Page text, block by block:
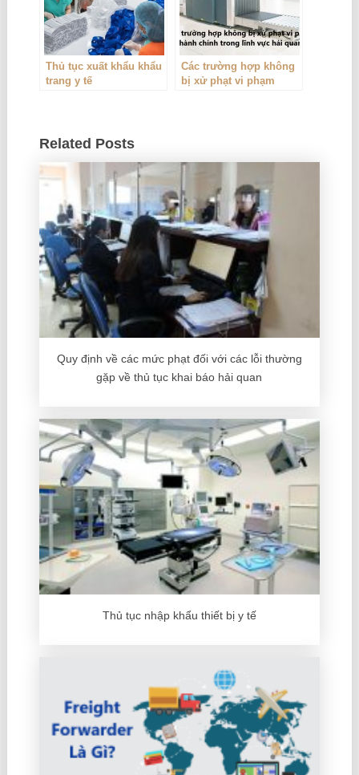
Thủ tục xuất khẩu khẩu
trang y tế
Các trường hợp không
bị xử phạt vi phạm
Related Posts
Quy định về các mức phạt đối với các lỗi thường
gặp về thủ tục khai báo hải quan
Thủ tục nhập khẩu thiết bị y tế